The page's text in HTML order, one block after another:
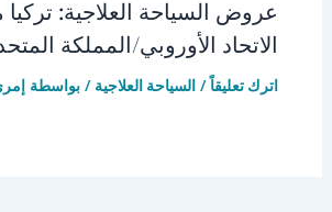
عروض السياحة العلاجية: تركيا
الاتحاد الأوروبي/المملكة
اترك تعليقاً / السياحة العلاجية / بواسطة